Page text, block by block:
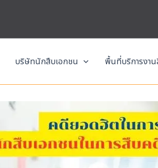
บริษัทนักสืบเอกชน พื้นที่บริการงา